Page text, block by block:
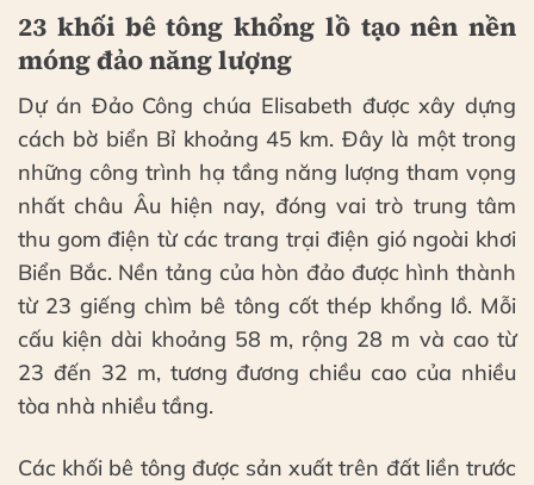
23 khối bê tông khổng lồ tạo nên nền
móng đảo năng lượng
Dự án Đảo Công chúa Elisabeth được xây dựng
cách bờ biển Bỉ khoảng 45 km. Đây là một trong
những công trình hạ tầng năng lượng tham vọng
nhất châu Âu hiện nay, đóng vai trò trung tâm
thu gom điện từ các trang trại điện gió ngoài khơi
Biển Bắc. Nền tảng của hòn đảo được hình thành
từ 23 giếng chìm bê tông cốt thép khổng lồ. Mỗi
cấu kiện dài khoảng 58 m, rộng 28 m và cao từ
23 đến 32 m, tương đương chiều cao của nhiều
tòa nhà nhiều tầng.
Các khối bê tông được sản xuất trên đất liền trước